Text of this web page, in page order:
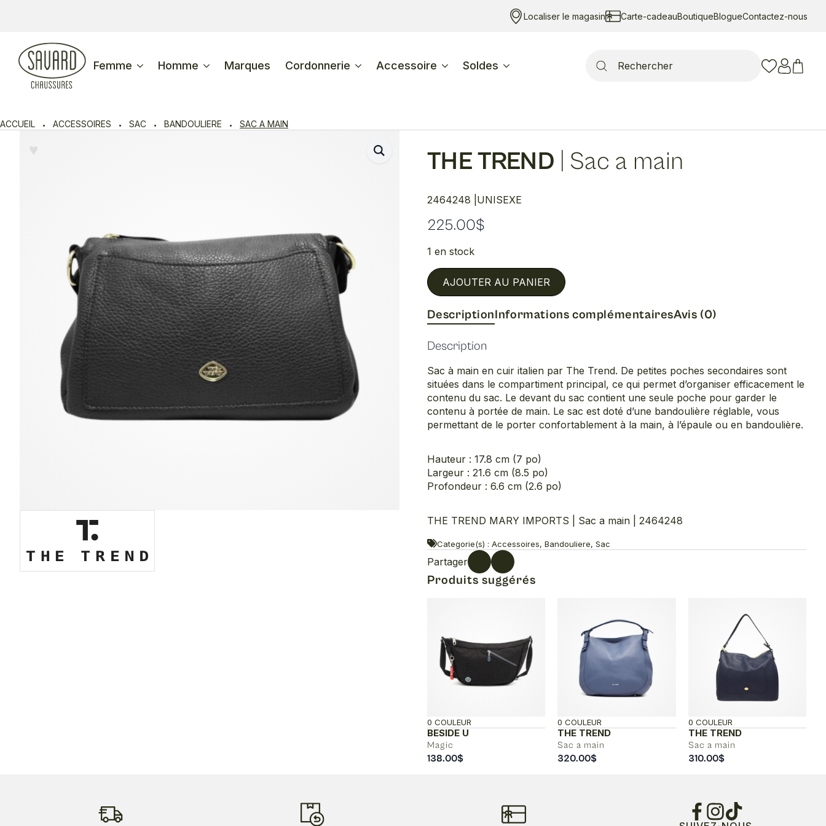
Localiser le magasin Carte-cadeauBoutiqueBlogueContactez-nous
Femme Homme Marques Cordonnerie Accessoire Soldes
for:
ACCUEIL ACCESSOIRES SAC BANDOULIERE SAC A MAIN
THE TREND Sac a main
2464248 | UNISEXE
225.00$
1 en stock
AJOUTER AU PANIER
DescriptionInformations complémentairesAvis (0)
Description
Sac à main en cuir italien par The Trend. De petites poches secondaires sont
situées dans le compartiment principal, ce qui permet d’organiser efficacement le
contenu du sac. Le devant du sac contient une seule poche pour garder le
contenu à portée de main. Le sac est doté d’une bandoulière réglable, vous
permettant de le porter confortablement à la main, à l’épaule ou en bandoulière.
Hauteur : 17.8 cm (7 po)
Largeur : 21.6 cm (8.5 po)
Profondeur : 6.6 cm (2.6 po)
THE TREND MARY IMPORTS | Sac a main | 2464248
Categorie(s) : Accessoires, Bandouliere, Sac
Partager
Produits suggérés
BESIDE U
Magic
0 COULEUR
138.00$
THE TREND
Sac a main
0 COULEUR
320.00$
THE TREND
Sac a main
0 COULEUR
310.00$